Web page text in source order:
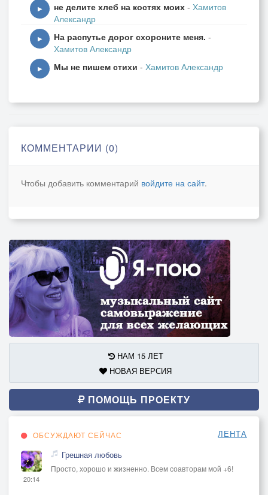
И женских глаз, прекрасный взгляд.
В чужой постели пробужденье.
И каруселью беготня.
И словно слайды вспоминания.
И чья то морда, с бородою.
Летящий на меня кулак.
Он веселится, озорует.
Боюсь, что менингит надует.
И снова рюмка до краёв.
Об уваженье рассужденья.
И женских глаз, прекрасный взгляд.
В чужой постели пробужденье
Такси, и долгий путь домой.
Постель и смятая подушка.
И в холодильнике сто грамм.
На утро спрятана чекушка.
Рассвет, свет бьющий по глазам.
Сквозь не задёрнутые шторы.
И я к трясущимся губам.
▶ не делите хлеб на костях моих - Хамитов
Александр
▶ На распутье дорог схороните меня. -
Хамитов Александр
▶ Мы не пишем стихи - Хамитов Александр
КОММЕНТАРИИ (0)
Чтобы добавить комментарий войдите на сайт.
НАМ 15 ЛЕТ
НОВАЯ ВЕРСИЯ
ПОМОЩЬ ПРОЕКТУ
ОБСУЖДАЮТ СЕЙЧАС ЛЕНТА
20:14
Грешная любовь
Просто, хорошо и жизненно. Всем соавторам мой +6!